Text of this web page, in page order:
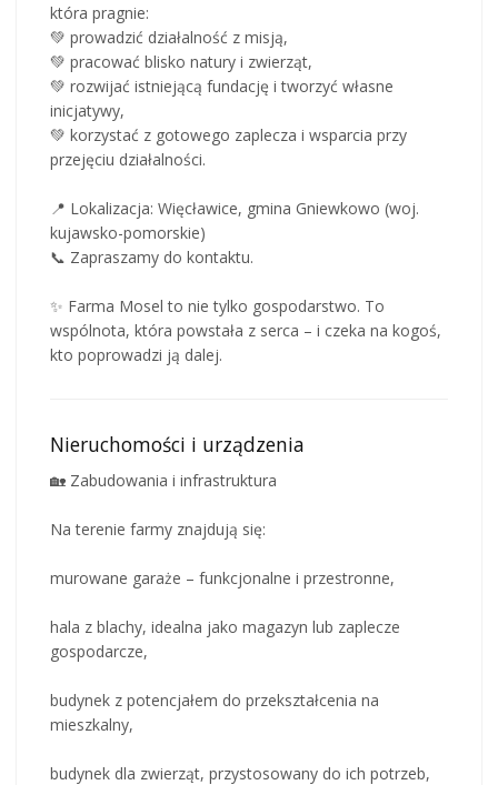
która pragnie:
💚 prowadzić działalność z misją,
💚 pracować blisko natury i zwierząt,
💚 rozwijać istniejącą fundację i tworzyć własne
inicjatywy,
💚 korzystać z gotowego zaplecza i wsparcia przy
przejęciu działalności.
📍 Lokalizacja: Więcławice, gmina Gniewkowo (woj.
kujawsko-pomorskie)
📞 Zapraszamy do kontaktu.
✨ Farma Mosel to nie tylko gospodarstwo. To
wspólnota, która powstała z serca – i czeka na kogoś,
kto poprowadzi ją dalej.
Nieruchomości i urządzenia
🏡 Zabudowania i infrastruktura
Na terenie farmy znajdują się:
murowane garaże – funkcjonalne i przestronne,
hala z blachy, idealna jako magazyn lub zaplecze
gospodarcze,
budynek z potencjałem do przekształcenia na
mieszkalny,
budynek dla zwierząt, przystosowany do ich potrzeb,